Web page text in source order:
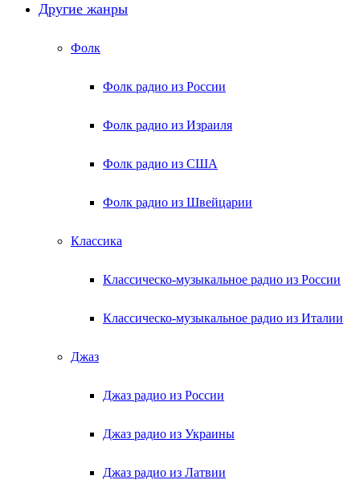
Другие жанры
Фолк
Фолк радио из России
Фолк радио из Израиля
Фолк радио из США
Фолк радио из Швейцарии
Классика
Классическо-музыкальное радио из России
Классическо-музыкальное радио из Италии
Джаз
Джаз радио из России
Джаз радио из Украины
Джаз радио из Латвии